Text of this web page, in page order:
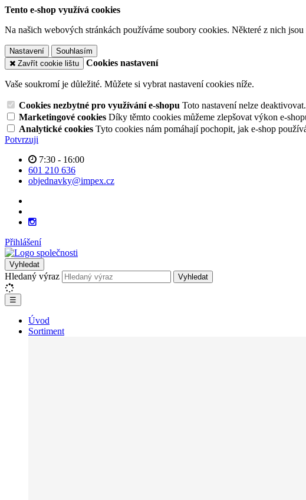
Tento e-shop využívá cookies
Na našich webových stránkách používáme soubory cookies. Některé z nich
Nastavení
Souhlasím
Zavřít cookie lištu
Cookies nastavení
Vaše soukromí je důležité. Můžete si vybrat nastavení cookies níže.
Cookies nezbytné pro využívání e-shopu Toto nastavení nelze
Marketingové cookies Díky těmto cookies můžeme zlepšovat výkon e-
Analytické cookies Tyto cookies nám pomáhají pochopit, jak e-shop
Potvrzuji
7:30 - 16:00
601 210 636
objednavky@impex.cz
Přihlášení
Vyhledat
Hledaný výraz Vyhledat
☰
Úvod
Sortiment